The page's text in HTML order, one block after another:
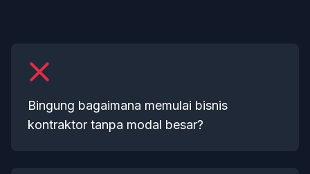
Bingung bagaimana memulai bisnis
kontraktor tanpa modal besar?